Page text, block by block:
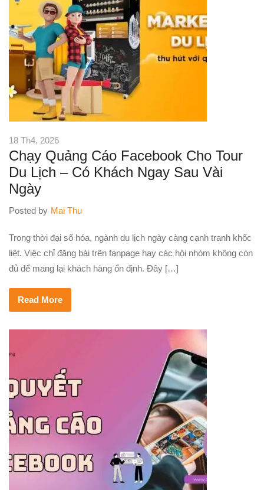
18 Th4, 2026
Chạy Quảng Cáo Facebook Cho Tour
Du Lịch – Có Khách Ngay Sau Vài
Ngày
Posted by Mai Thu
Trong thời đại số hóa, ngành du lịch ngày càng cạnh tranh khốc
liệt. Việc chỉ đăng bài trên fanpage hay các hội nhóm không còn
đủ để mang lại khách hàng ổn định. Đây […]
Read More